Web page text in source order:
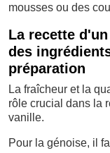
mousses ou des
La recette
des
préparation
La fraîcheur et la
rôle crucial dans la
vanille.
Pour la génoise, il